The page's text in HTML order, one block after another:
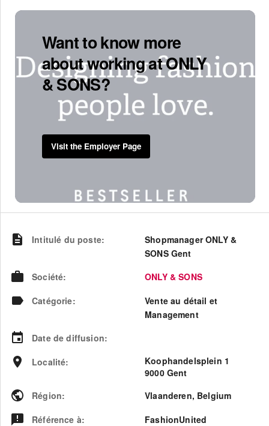
Want to know more
about working at ONLY
& SONS?
Visit the Employer Page
Intitulé du poste:
Shopmanager ONLY &
SONS Gent
Société:
ONLY & SONS
Catégorie:
Vente au détail et
Management
Date de diffusion:
Localité:
Koophandelsplein 1
9000 Gent
Région: Vlaanderen, Belgium
Référence à: FashionUnited